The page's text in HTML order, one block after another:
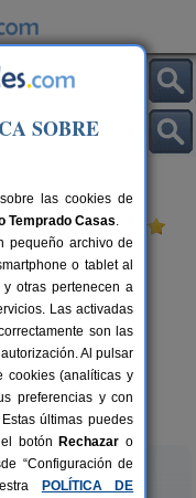
20+1 pers.
desde25 €
SOBRE
las cookies de
Temprado Casas.
pequeño archivo de
o tablet al
otras pertenecen a
Las activadas
son las
Al pulsar
cookies (analíticas y
preferencias y con
últimas puedes
botón Rechazar o
“Configuración de
POLÍTICA DE